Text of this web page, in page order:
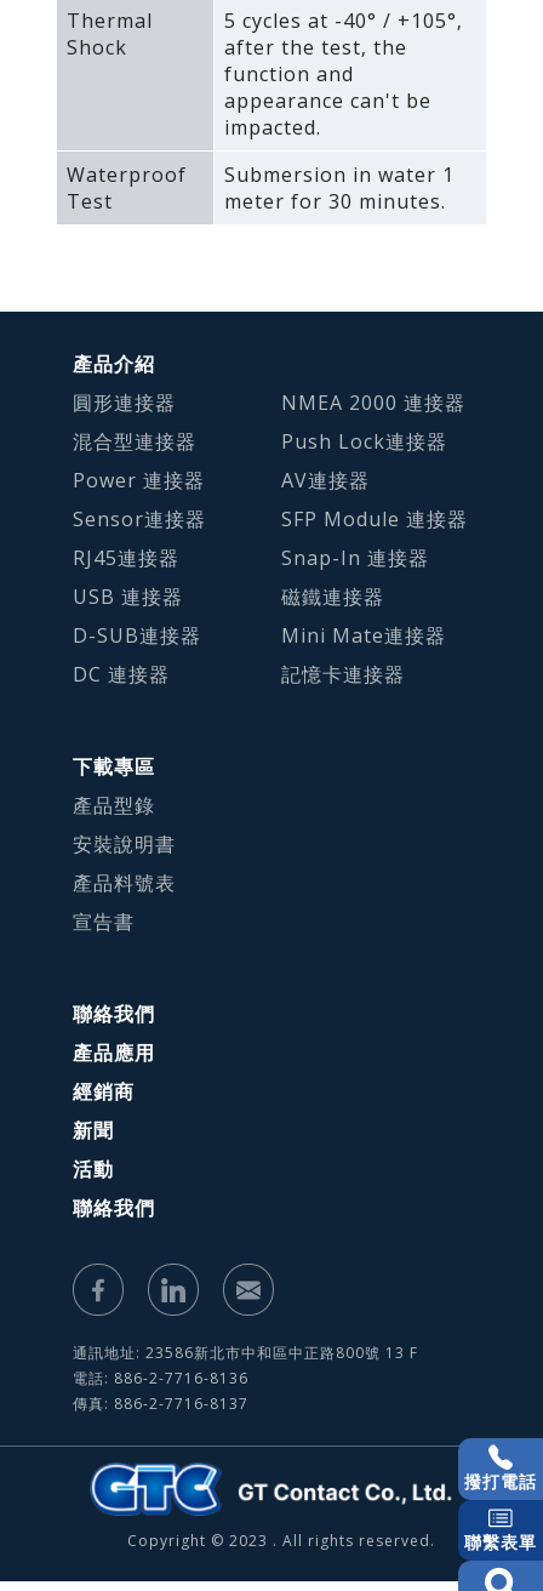
Thermal
Shock
5 cycles at -40° / +105°‚
after the test‚ the
function and
appearance can't be
impacted.
Waterproof
Test
Submersion in water 1
meter for 30 minutes.
產品介紹
圓形連接器
混合型連接器
Power 連接器
Sensor連接器
RJ45連接器
USB 連接器
D-SUB連接器
DC 連接器
NMEA 2000 連接器
Push Lock連接器
AV連接器
SFP Module 連接器
Snap-In 連接器
磁鐵連接器
Mini Mate連接器
記憶卡連接器
下載專區
產品型錄
安裝說明書
產品料號表
宣告書
聯絡我們
產品應用
經銷商
新聞
活動
聯絡我們
通訊地址: 23586新北市中和區中正路800號 13 F
電話: 886-2-7716-8136
傳真: 886-2-7716-8137
Copyright © 2023 . All rights reserved.
撥打電話
聯繫表單